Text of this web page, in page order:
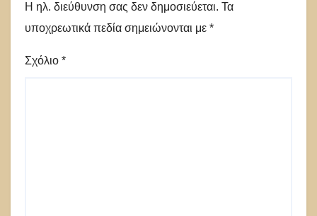
Η ηλ. διεύθυνση σας δεν δημοσιεύεται. Τα
υποχρεωτικά πεδία σημειώνονται με *
Σχόλιο *